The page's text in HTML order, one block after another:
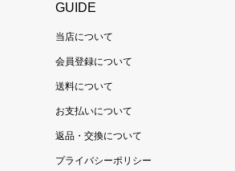
GUIDE
当店について
会員登録について
送料について
お支払いについて
返品・交換について
プライバシーポリシー